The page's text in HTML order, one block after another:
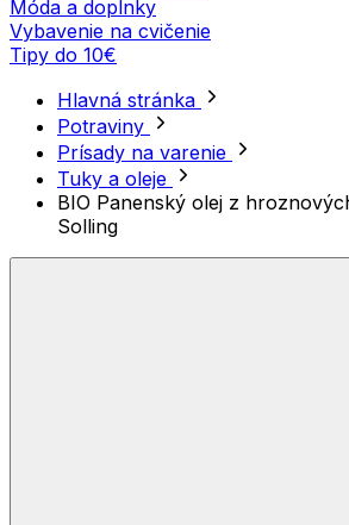
Móda a doplnky
Vybavenie na cvičenie
Tipy do 10€
Hlavná stránka
Potraviny
Prísady na varenie
Tuky a oleje
BIO Panenský olej z
Solling